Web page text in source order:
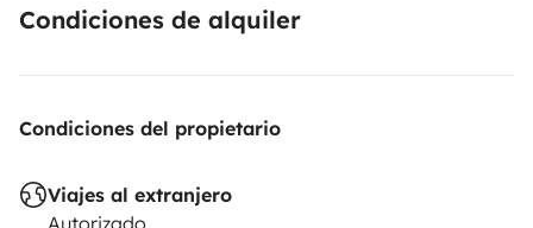
Condiciones de alquiler
Condiciones del propietario
Viajes al extranjero
Autorizado